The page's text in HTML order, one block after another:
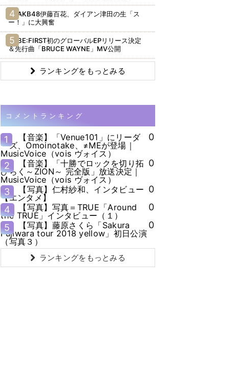
AKB48伊藤百花、ダイアン津田の生「ス
ー！」に大興奮
BE:FIRST初のグローバルEPリリース決定
＆先行曲「BRUCE WAYNE」MV公開
ランキングをもっとみる
コメントランキング
1
【音楽】「Venue101」にリーダ
ーズ、Omoinotake、≠MEが登場｜
MusicVoice（vois ヴォイス）
0
2
【音楽】「十勝でロックを切り拓
ひらく～ZION～ 完全版」放送決定｜
MusicVoice（vois ヴォイス）
0
3
【写真】仁村紗和、インタビュー
【エンタメ】
0
4
【写真】写真＝TRUE「Around
the TRUE」インタビュー（１）
0
5
【写真】藤原さくら「Sakura
Fujiwara tour 2018 yellow」初日公演
（写真３）
0
ランキングをもっとみる